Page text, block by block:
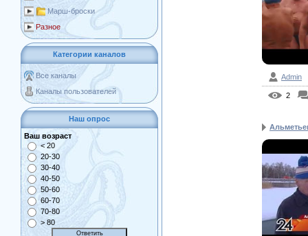
Марш-броски
Разное
Категории каналов
Все каналы
Каналы пользователей
Наш опрос
Ваш возраст
< 20
20-30
30-40
40-50
50-60
60-70
70-80
> 80
Admin
2